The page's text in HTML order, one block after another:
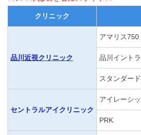
クリニック
品川近視クリニック
アマリス750
品川イント
スタンダー
セントラルアイクリニック
アイレーシ
PRK